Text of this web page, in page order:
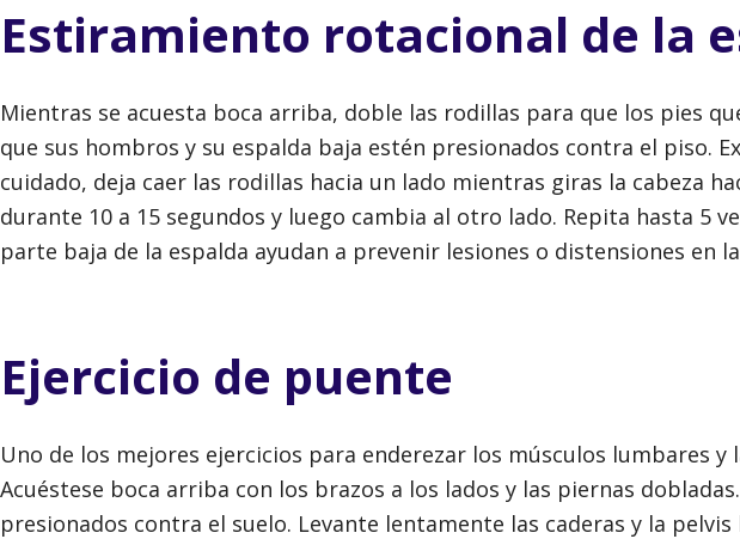
Estiramiento rotacional de la
Mientras se acuesta boca arriba, doble las rodillas para que los pies
que sus hombros y su espalda baja estén presionados contra el piso.
cuidado, deja caer las rodillas hacia un lado mientras giras la cabeza
durante 10 a 15 segundos y luego cambia al otro lado. Repita hasta 5
parte baja de la espalda ayudan a prevenir lesiones o distensiones en
Ejercicio de puente
Uno de los mejores ejercicios para enderezar los músculos lumbares
Acuéstese boca arriba con los brazos a los lados y las piernas
presionados contra el suelo. Levante lentamente las caderas y la